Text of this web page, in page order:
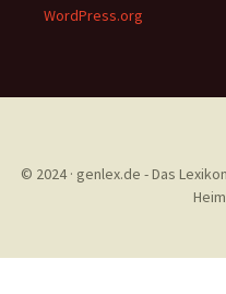
WordPress.org
© 2024 · genlex.de - Das